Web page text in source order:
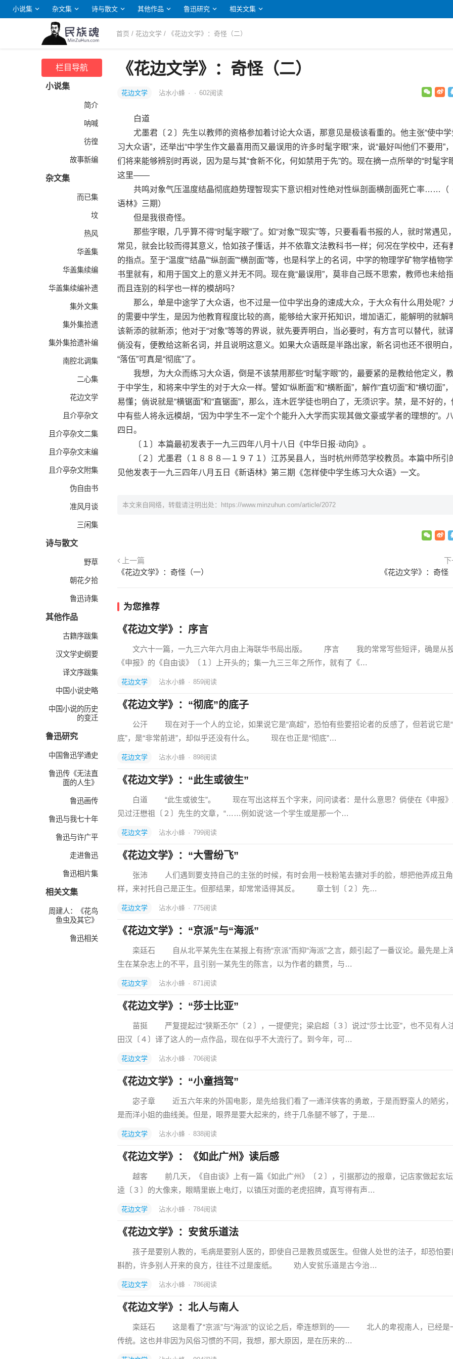
小说集 杂文集 诗与散文 其他作品 鲁迅研究 相关文集
首页 / 花边文学 / 《花边文学》：奇怪（二）
栏目导航
小说集
简介
呐喊
彷徨
故事新编
杂文集
而已集
坟
热风
华盖集
华盖集续编
华盖集续编补遗
集外文集
集外集拾遗
集外集拾遗补编
南腔北调集
二心集
花边文学
且介亭杂文
且介亭杂文二集
且介亭杂文末编
且介亭杂文附集
伪自由书
准风月谈
三闲集
诗与散文
野草
朝花夕拾
鲁迅诗集
其他作品
古籍序跋集
汉文学史纲要
译文序跋集
中国小说史略
中国小说的历史
的变迁
鲁迅研究
中国鲁迅学通史
鲁迅传《无法直
面的人生》
鲁迅画传
鲁迅与我七十年
鲁迅与许广平
走进鲁迅
鲁迅相片集
相关文集
周建人：《花鸟
鱼虫及其它》
鲁迅相关
《花边文学》：奇怪（二）
花边文学 沾水小蜂 · · 602阅读
白道
尤墨君〔２〕先生以教师的资格参加着讨论大众语，那意见是极该看重的。他主张“使中学
习大众语”，还举出“中学生作文最喜用而又最误用的许多时髦字眼”来，说“最好叫他们不要用”
们将来能够辨别时再说，因为是与其“食新不化，何如禁用于先”的。现在摘一点所举的“时髦字
这里——
共鸣对象气压温度结晶彻底趋势理智现实下意识相对性绝对性纵剖面横剖面死亡率……（
语林》三期）
但是我很奇怪。
那些字眼，几乎算不得“时髦字眼”了。如“对象”“现实”等，只要看看书报的人，就时常遇见
常见，就会比较而得其意义，恰如孩子懂话，并不依靠文法教科书一样；何况在学校中，还有
的指点。至于“温度”“结晶”“纵剖面”“横剖面”等，也是科学上的名词，中学的物理学矿物学植物
书里就有，和用于国文上的意义并无不同。现在竟“最误用”，莫非自己既不思索，教师也未给指
而且连别的科学也一样的模胡吗？
那么，单是中途学了大众语，也不过是一位中学出身的速成大众，于大众有什么用处呢？
的需要中学生，是因为他教育程度比较的高，能够给大家开拓知识，增加语汇，能解明的就解
该新添的就新添；他对于“对象”等等的界说，就先要弄明白，当必要时，有方言可以替代，就译
倘没有，便教给这新名词，并且说明这意义。如果大众语既是半路出家，新名词也还不很明白
“落伍”可真是“彻底”了。
我想，为大众而练习大众语，倒是不该禁用那些“时髦字眼”的，最要紧的是教给他定义，
于中学生，和将来中学生的对于大众一样。譬如“纵断面”和“横断面”，解作“直切面”和“横切面”
易懂；倘说就是“横锯面”和“直锯面”，那么，连木匠学徒也明白了，无须识字。禁，是不好的，
中有些人将永远模胡，“因为中学生不一定个个能升入大学而实现其做文豪或学者的理想的”。
四日。
〔１〕本篇最初发表于一九三四年八月十八日《中华日报·动向》。
〔２〕尤墨君（１８８８—１９７１）江苏吴县人，当时杭州师范学校教员。本篇中所引
见他发表于一九三四年八月五日《新语林》第三期《怎样使中学生练习大众语》一文。
本文来自网络，转载请注明出处： https://www.minzuhun.com/article/2072
上一篇
《花边文学》：奇怪（一）
《花边文学》：奇怪
为您推荐
《花边文学》：序言
文六十一篇，一九三六年六月由上海联华书局出版。 序言 我的常常写些短评，确是从
《申报》的《自由谈》〔１〕上开头的；集一九三三年之所作，就有了《…
花边文学 沾水小蜂 · 859阅读
《花边文学》：“彻底”的底子
公汗 现在对于一个人的立论，如果说它是“高超”，恐怕有些要招论者的反感了，但若说它是
底”，是“非常前进”，却似乎还没有什么。 现在也正是“彻底”…
花边文学 沾水小蜂 · 898阅读
《花边文学》：“此生或彼生”
白道 “此生或彼生”。 现在写出这样五个字来，问问读者：是什么意思？倘使在《申报》
见过汪懋祖〔２〕先生的文章，“……例如说‘这一个学生或是那一个…
花边文学 沾水小蜂 · 799阅读
《花边文学》：“大雪纷飞”
张沛 人们遇到要支持自己的主张的时候，有时会用一枝粉笔去搪对手的脸，想把他弄成丑
样，来衬托自己是正生。但那结果，却常常适得其反。 章士钊〔２〕先…
花边文学 沾水小蜂 · 775阅读
《花边文学》：“京派”与“海派”
栾廷石 自从北平某先生在某报上有扬“京派”而抑“海派”之言，颇引起了一番议论。最先是上
生在某杂志上的不平，且引别一某先生的陈言，以为作者的籍贯，与…
花边文学 沾水小蜂 · 871阅读
《花边文学》：“莎士比亚”
苗挺 严复提起过“狭斯丕尔”〔２〕，一提便完；梁启超〔３〕说过“莎士比亚”，也不见有人注
田汉〔４〕译了这人的一点作品，现在似乎不大流行了。到今年，可…
花边文学 沾水小蜂 · 706阅读
《花边文学》：“小童挡驾”
宓子章 近五六年来的外国电影，是先给我们看了一通洋侠客的勇敢，于是而野蛮人的陋劣
是而洋小姐的曲线美。但是，眼界是要大起来的，终于几条腿不够了，于是…
花边文学 沾水小蜂 · 838阅读
《花边文学》：《如此广州》读后感
越客 前几天，《自由谈》上有一篇《如此广州》〔２〕，引据那边的报章，记店家做起玄
逵〔３〕的大像来，眼睛里嵌上电灯，以镇压对面的老虎招牌，真写得有声…
花边文学 沾水小蜂 · 784阅读
《花边文学》：安贫乐道法
孩子是要别人教的，毛病是要别人医的，即使自己是教员或医生。但做人处世的法子，却恐怕要
斟酌，许多别人开来的良方，往往不过是废纸。 劝人安贫乐道是古今治…
花边文学 沾水小蜂 · 786阅读
《花边文学》：北人与南人
栾廷石 这是看了“京派”与“海派”的议论之后，牵连想到的—— 北人的卑视南人，已经是
传统。这也并非因为风俗习惯的不同，我想，那大原因，是在历来的…